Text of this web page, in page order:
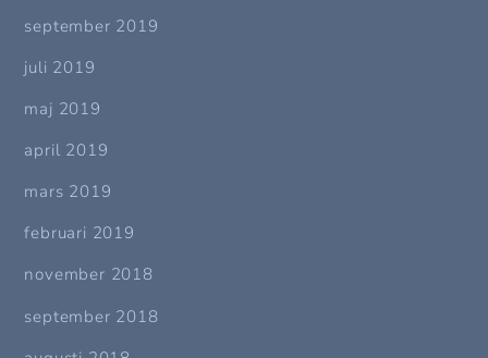
september 2019
juli 2019
maj 2019
april 2019
mars 2019
februari 2019
november 2018
september 2018